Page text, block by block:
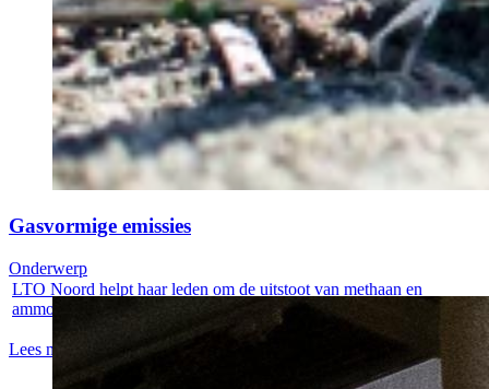
Gasvormige emissies
LTO Noord helpt haar leden om de uitstoot van methaan en
ammoniak op een...
Lees meer
Onderwerp